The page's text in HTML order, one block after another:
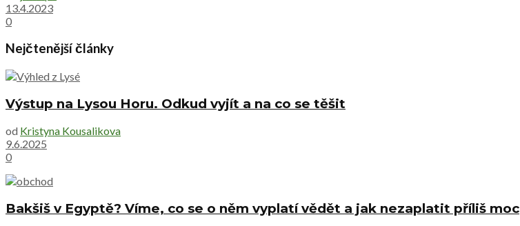
13.4.2023
0
Nejčtenější články
Výstup na Lysou Horu. Odkud vyjít a na co se těšit
od Kristyna Kousalikova
9.6.2025
0
Bakšiš v Egyptě? Víme, co se o něm vyplatí vědět a jak nezaplatit příliš moc